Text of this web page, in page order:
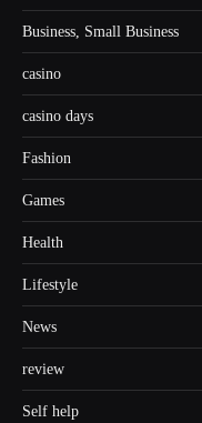
Business, Small Business
casino
casino days
Fashion
Games
Health
Lifestyle
News
review
Self help